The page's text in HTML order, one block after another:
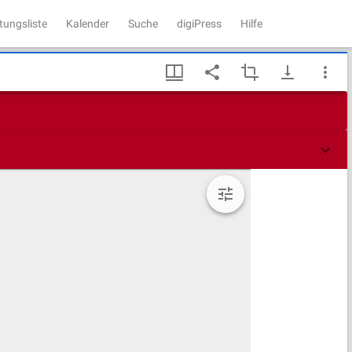
Kalender Suche digiPress Hilfe